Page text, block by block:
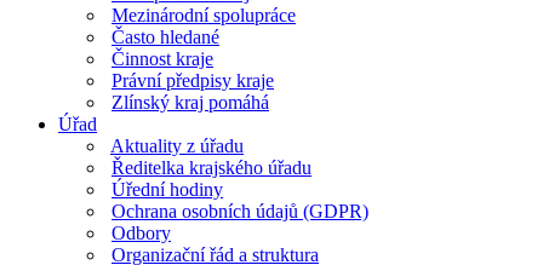
Mezinárodní spolupráce
Často hledané
Činnost kraje
Právní předpisy kraje
Zlínský kraj pomáhá
Úřad
Aktuality z úřadu
Ředitelka krajského úřadu
Úřední hodiny
Ochrana osobních údajů (GDPR)
Odbory
Organizační řád a struktura